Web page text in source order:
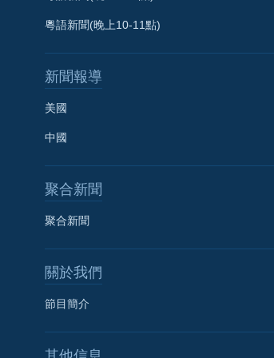
粵語新聞(晚上10-11點)
新聞報導
美國
中國
聚合新聞
聚合新聞
關於我們
節目簡介